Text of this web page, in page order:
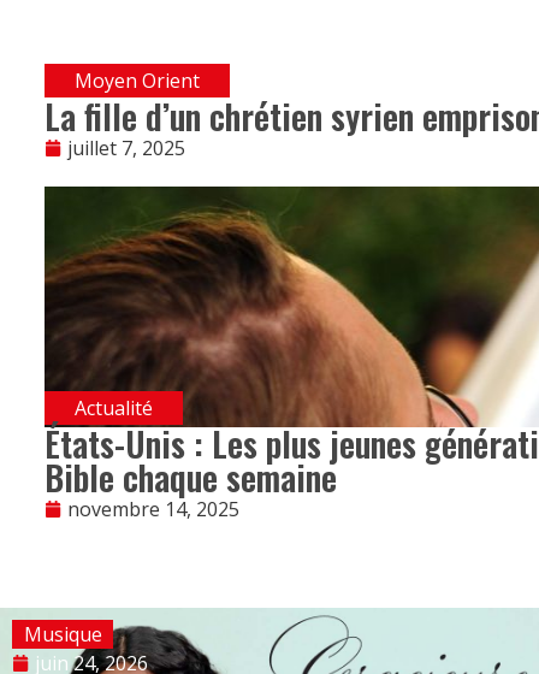
Moyen Orient
La fille d’un chrétien syrien
juillet 7, 2025
Actualité
États-Unis : Les plus jeunes
Bible chaque semaine
novembre 14, 2025
Musique
juin 24, 2026